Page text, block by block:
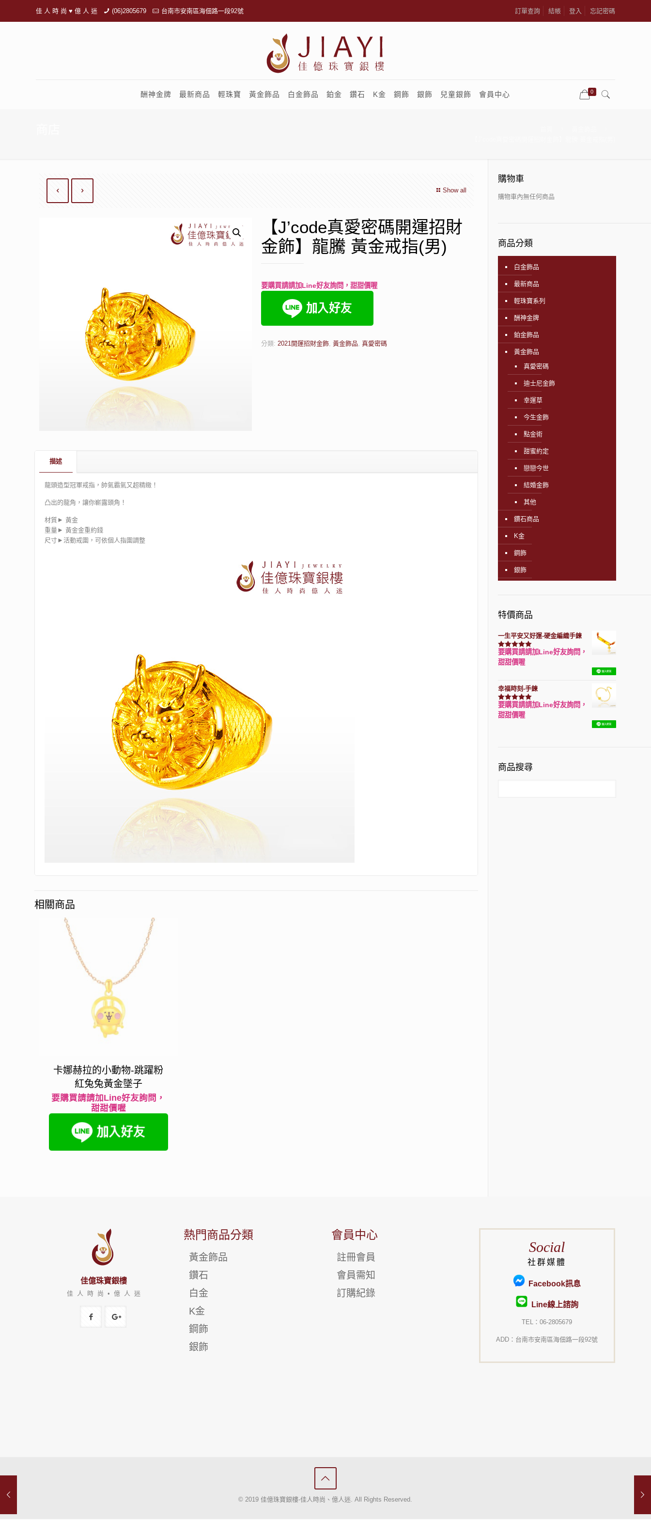
佳 人 時 尚 ♥ 億 人 迷 (06)2805679 台南市安南區海佃路一段92號 訂單查詢 結帳 登入 忘記密碼
酬神金牌 最新商品 輕珠寶 黃金飾品 白金飾品 鉑金 鑽石 K金 鋼飾 銀飾 兒童銀飾 會員中心 0
Show all
【J’code真愛密碼開運招財
金飾】龍騰 黃金戒指(男)
要購買請請加Line好友詢問，甜甜價喔
分類: 2021開運招財金飾, 黃金飾品, 真愛密碼
描述
龍頭造型冠軍戒指，帥氣霸氣又超精緻！
凸出的龍角，讓你嶄露頭角！
材質► 黃金
重量► 黃金金重約錢
尺寸►活動戒圍，可依個人指圍調整
相關商品
卡娜赫拉的小動物-跳躍粉
紅兔兔黃金墜子
要購買請請加Line好友詢問，
甜甜價喔
購物車
購物車內無任何商品
商品分類
白金飾品
最新商品
輕珠寶系列
酬神金牌
鉑金飾品
黃金飾品
真愛密碼
迪士尼金飾
幸運草
今生金飾
點金術
甜蜜約定
戀戀今世
結婚金飾
其他
鑽石商品
K金
鋼飾
銀飾
特價商品
一生平安又好運-硬金編織手鍊
評分7740滿分 5
要購買請請加Line好友詢問，
甜甜價喔
幸福時刻-手鍊
評分3150滿分 5
要購買請請加Line好友詢問，
甜甜價喔
商品搜尋
佳億珠寶銀樓
佳 人 時 尚 • 億 人 迷
熱門商品分類
黃金飾品
鑽石
白金
K金
鋼飾
銀飾
會員中心
註冊會員
會員需知
訂購紀錄
Social
社群媒體
Facebook訊息
Line線上諮詢
TEL：06-2805679
ADD：台南市安南區海佃路一段92號
© 2019 佳億珠寶銀樓-佳人時尚、億人迷. All Rights Reserved.